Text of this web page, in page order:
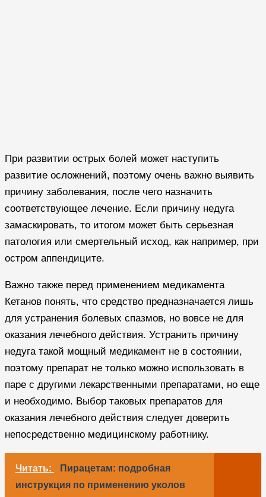
При развитии острых болей может наступить
развитие осложнений, поэтому очень важно выявить
причину заболевания, после чего назначить
соответствующее лечение. Если причину недуга
замаскировать, то итогом может быть серьезная
патология или смертельный исход, как например, при
остром аппендиците.
Важно также перед применением медикамента
Кетанов понять, что средство предназначается лишь
для устранения болевых спазмов, но вовсе не для
оказания лечебного действия. Устранить причину
недуга такой мощный медикамент не в состоянии,
поэтому препарат не только можно использовать в
паре с другими лекарственными препаратами, но еще
и необходимо. Выбор таковых препаратов для
оказания лечебного действия следует доверить
непосредственно медицинскому работнику.
Читать:
Пирацетам: подробная
инструкция по применению уколов